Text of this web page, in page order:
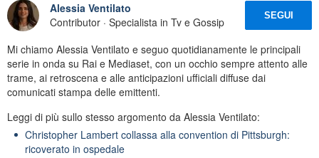
Alessia Ventilato
Contributor · Specialista in Tv e Gossip
SEGUI
Mi chiamo Alessia Ventilato e seguo quotidianamente le principali
serie in onda su Rai e Mediaset, con un occhio sempre attento alle
trame, ai retroscena e alle anticipazioni ufficiali diffuse dai
comunicati stampa delle emittenti.
Leggi di più sullo stesso argomento da Alessia Ventilato:
Christopher Lambert collassa alla convention di Pittsburgh:
ricoverato in ospedale